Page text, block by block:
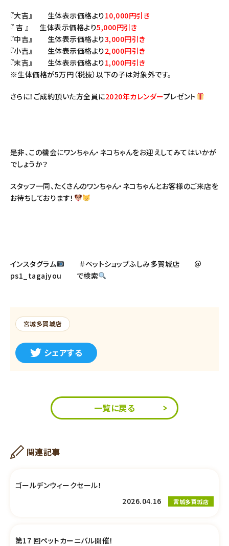
『大吉』 生体表示価格より10,000円引き
『 吉 』 生体表示価格より5,000円引き
『中吉』 生体表示価格より3,000円引き
『小吉』 生体表示価格より2,000円引き
『末吉』 生体表示価格より1,000円引き
※生体価格が5万円（税抜）以下の子は対象外です。
さらに！ご成約頂いた方全員に2020年カレンダープレゼント
是非、この機会にワンちゃん・ネコちゃんをお迎えしてみてはいかが
でしょうか？
スタッフ一同、たくさんのワンちゃん・ネコちゃんとお客様のご来店を
お待ちしております！
インスタグラム
＃ペットショップふしみ多賀城店 ＠
ps1_tagajyou で検索
宮城多賀城店
シェアする
一覧に戻る
関連記事
ゴールデンウィークセール！
2026.04.16
宮城多賀城店
第17 回ペットカーニバル開催！